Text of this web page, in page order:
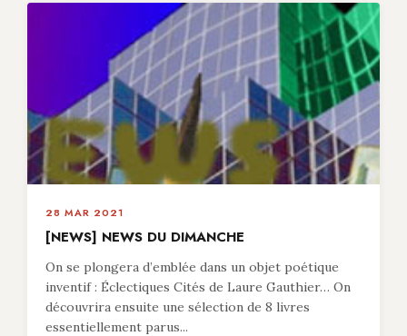
28 MAR 2021
[NEWS] NEWS DU DIMANCHE
On se plongera d’emblée dans un objet poétique
inventif : Éclectiques Cités de Laure Gauthier… On
découvrira ensuite une sélection de 8 livres
essentiellement parus...